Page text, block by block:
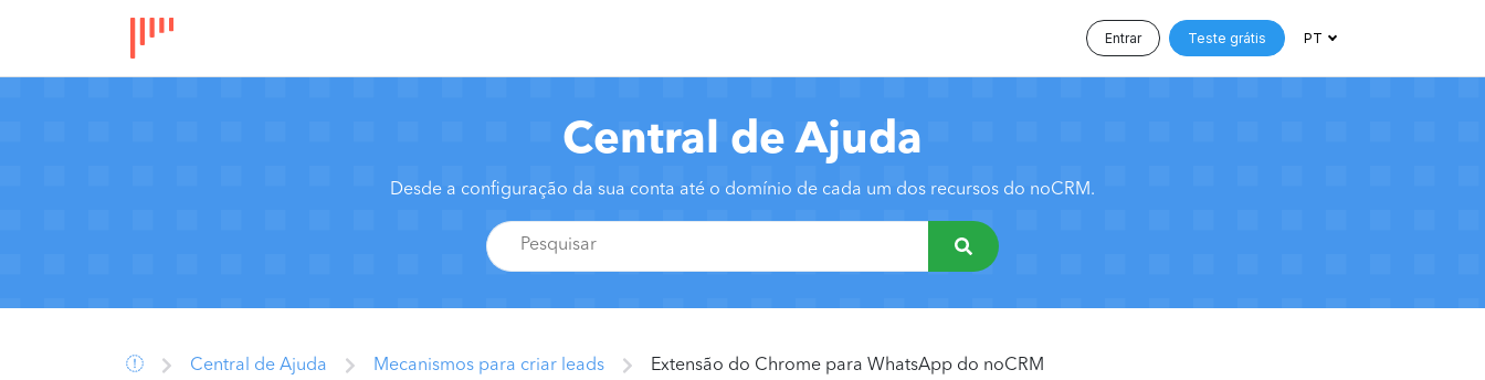
Entrar Teste grátis PT
Central de Ajuda
Desde a configuração da sua conta até o domínio de cada um dos recursos do noCRM.
Central de Ajuda Mecanismos para criar leads Extensão do Chrome para WhatsApp do noCRM